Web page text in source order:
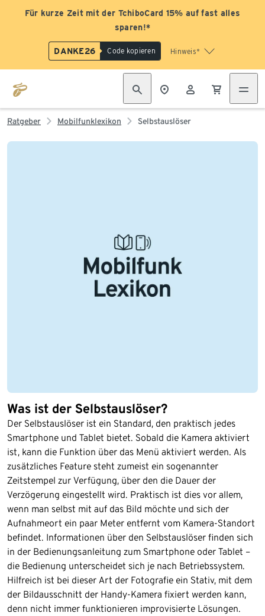
Für kurze Zeit mit der TchiboCard 15% auf fast alles
sparen!*
DANKE26 Code kopieren Hinweis*
Ratgeber Mobilfunklexikon Selbstauslöser
Was ist der Selbstauslöser?
Der Selbstauslöser ist ein Standard, den praktisch jedes
Smartphone und Tablet bietet. Sobald die Kamera aktiviert
ist, kann die Funktion über das Menü aktiviert werden. Als
zusätzliches Feature steht zumeist ein sogenannter
Zeitstempel zur Verfügung, über den die Dauer der
Verzögerung eingestellt wird. Praktisch ist dies vor allem,
wenn man selbst mit auf das Bild möchte und sich der
Aufnahmeort ein paar Meter entfernt vom Kamera-Standort
befindet. Informationen über den Selbstauslöser finden sich
in der Bedienungsanleitung zum Smartphone oder Tablet –
die Bedienung unterscheidet sich je nach Betriebssystem.
Hilfreich ist bei dieser Art der Fotografie ein Stativ, mit dem
der Bildausschnitt der Handy-Kamera fixiert werden kann,
denn nicht immer funktionieren improvisierte Lösungen.